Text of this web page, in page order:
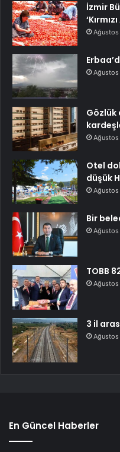
İzmir
Gözlük
Otel
düşük
Bir
TOBB
Ağustos
3 il
Ağustos
En Güncel Haberler